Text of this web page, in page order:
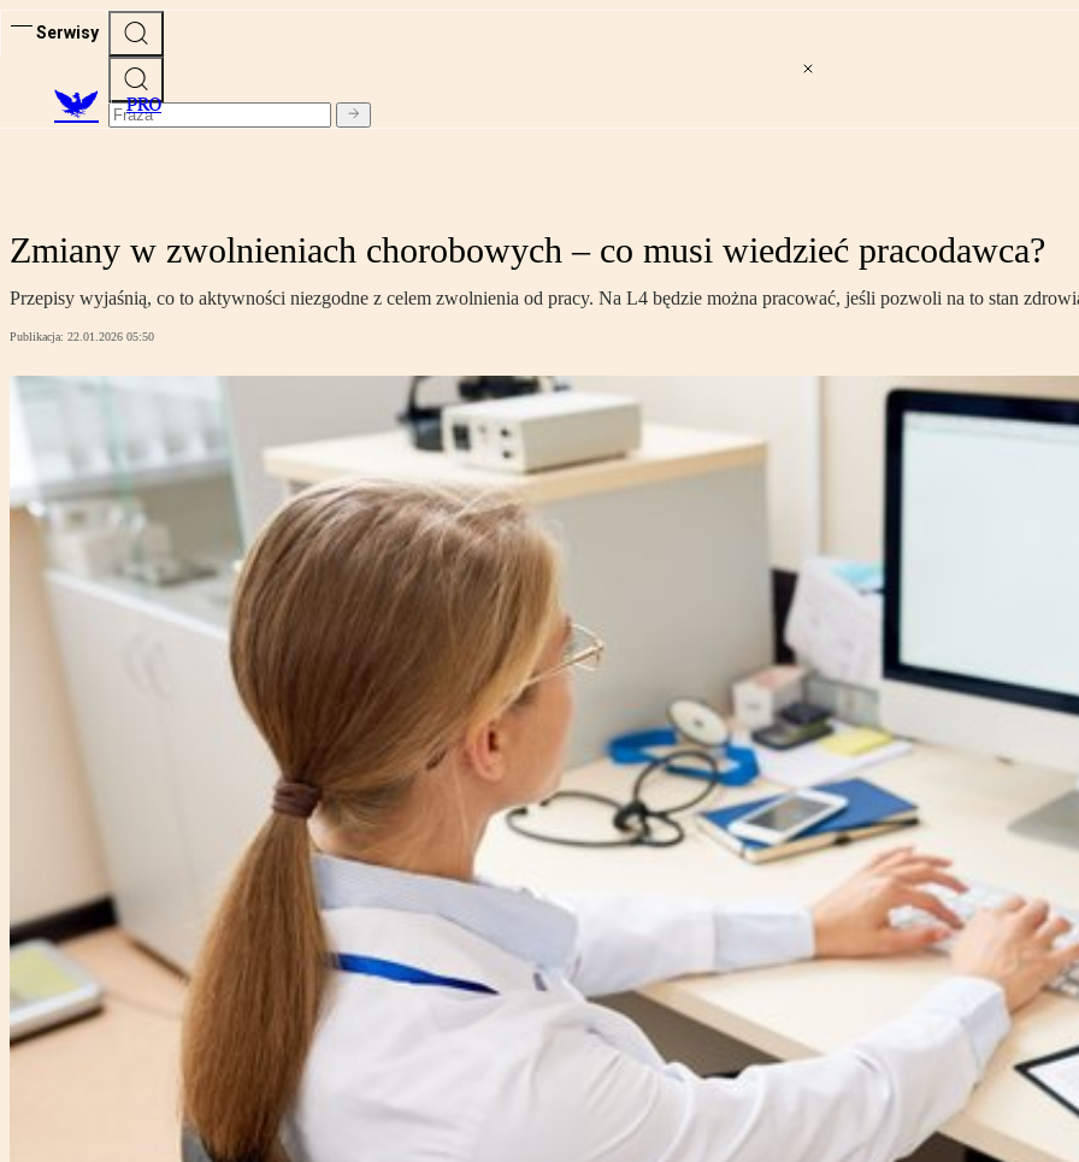
Serwisy
PRO
Zmiany w zwolnieniach chorobowych – co musi wiedzieć pracodawca?
Przepisy wyjaśnią, co to aktywności niezgodne z celem zwolnienia od pracy. Na L4 będzie można pracować, jeśli pozwoli na to stan
Publikacja: 22.01.2026 05:50